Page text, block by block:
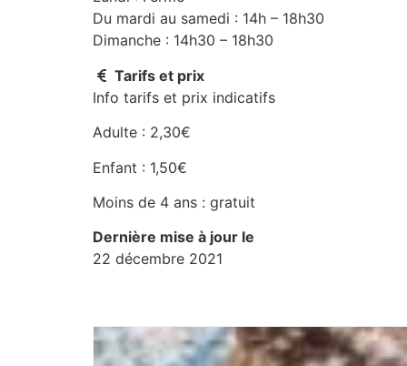
Du mardi au samedi : 14h – 18h30
Dimanche : 14h30 – 18h30
Tarifs et prix
Info tarifs et prix indicatifs
Adulte : 2,30€
Enfant : 1,50€
Moins de 4 ans : gratuit
Dernière mise à jour le
22 décembre 2021